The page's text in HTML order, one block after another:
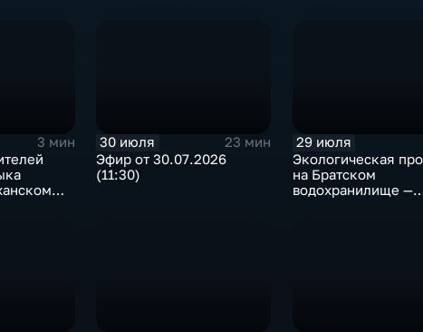
3 мин
30 июля
23 мин
Эфир от 30.07.2026
(11:30)
29 июля
Экологическая
на Братском
водохранилище —